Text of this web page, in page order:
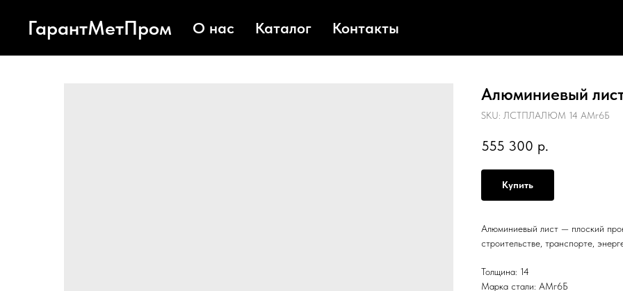
ГарантМетПром О нас Каталог Контакты
Алюминиевый
SKU: ЛСТПЛАЛЮМ 14 АМг6Б
555 300 р.
Купить
Алюминиевый лист — плоский
строительстве, транспорте,
Толщина: 14
Марка стали: АМг6Б